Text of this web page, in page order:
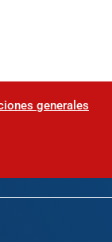
generales